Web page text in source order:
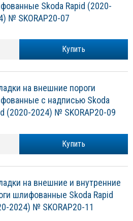
Skoda Rapid (2020-
№ SKORAP20-07
Купить
на внешние пороги
с надписью Skoda
(2020-2024) № SKORAP20-09
Купить
на внешние и внутренние
шлифованные Skoda Rapid
2024) № SKORAP20-11